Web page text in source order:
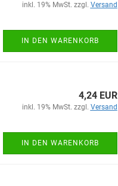
inkl. 19% MwSt. zzgl. Versand
IN DEN WARENKORB
4,24 EUR
inkl. 19% MwSt. zzgl. Versand
IN DEN WARENKORB